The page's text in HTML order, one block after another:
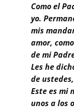
BuscarComo el
yo.
mis
amor, c
de mi
Les he
de
Este es mi
unos a los